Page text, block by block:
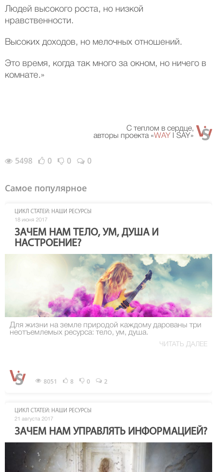
Людей высокого роста, но низкой
нравственности.
Высоких доходов, но мелочных отношений.
Это время, когда так много за окном, но ничего в
комнате.»
С теплом в сердце,
авторы проекта «WAY I SAY»
5498 0 0 0
Самое популярное
ЦИКЛ СТАТЕЙ: НАШИ РЕСУРСЫ
18 июня 2017
ЗАЧЕМ НАМ ТЕЛО, УМ, ДУША И
НАСТРОЕНИЕ?
Для жизни на земле природой каждому дарованы три
неотъемлемых ресурса: тело, ум, душа.
ЧИТАТЬ ДАЛЕЕ
8051 8 0 2
ЦИКЛ СТАТЕЙ: НАШИ РЕСУРСЫ
21 августа 2017
ЗАЧЕМ НАМ УПРАВЛЯТЬ ИНФОРМАЦИЕЙ?